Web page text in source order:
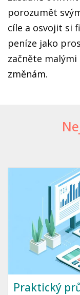
porozumět
cíle a osvojit si
peníze jako
začněte
změnám.
Praktický